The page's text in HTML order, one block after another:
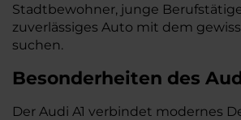
Stadtbewohner, junge
zuverlässiges Auto mit dem
suchen.
Besonderheiten des
Der Audi A1 verbindet modernes